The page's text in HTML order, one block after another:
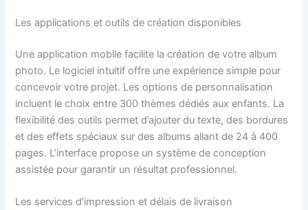
Les applications et outils de création disponibles
Une application mobile facilite la création de votre album
photo. Le logiciel intuitif offre une expérience simple pour
concevoir votre projet. Les options de personnalisation
incluent le choix entre 300 thèmes dédiés aux enfants. La
flexibilité des outils permet d’ajouter du texte, des bordures
et des effets spéciaux sur des albums allant de 24 à 400
pages. L’interface propose un système de conception
assistée pour garantir un résultat professionnel.
Les services d’impression et délais de livraison